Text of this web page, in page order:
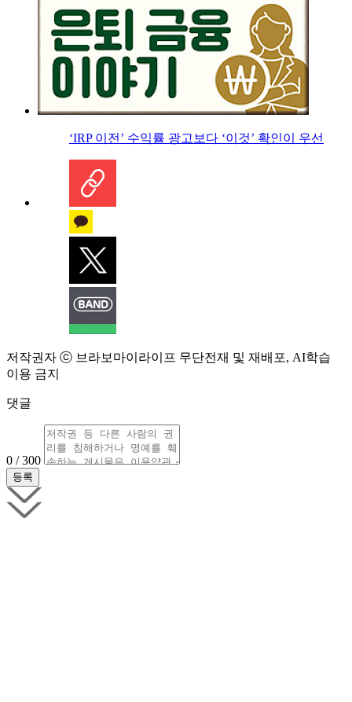
‘IRP 이전’ 수익률 광고보다 ‘이것’ 확인이 우선
저작권자 ⓒ 브라보마이라이프 무단전재 및 재배포, AI학습
이용 금지
댓글
0 / 300